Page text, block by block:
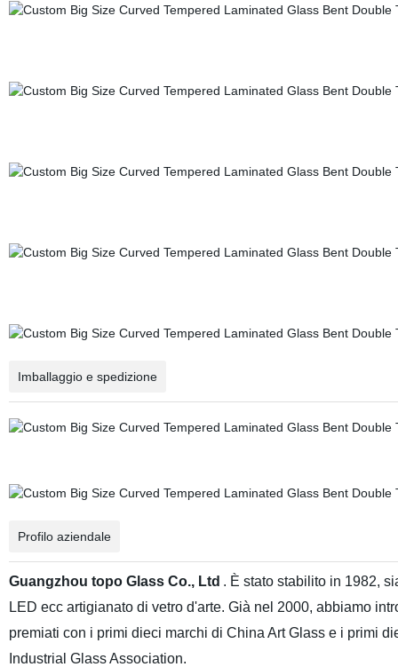
Imballaggio e spedizione
Profilo aziendale
Guangzhou topo Glass Co., Ltd . È stato stabilito in 1982,
LED ecc artigianato di vetro d'arte. Già nel 2000, abbiamo
premiati con i primi dieci marchi di China Art Glass e i primi
Industrial Glass Association.